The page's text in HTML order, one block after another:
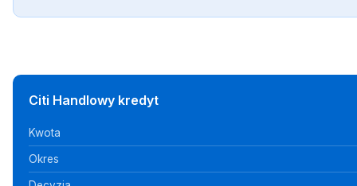
Citi Handlowy kredyt
Kwota
Okres